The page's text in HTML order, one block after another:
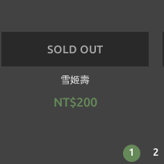
SOLD OUT
雪姬壽
NT$200
1 2